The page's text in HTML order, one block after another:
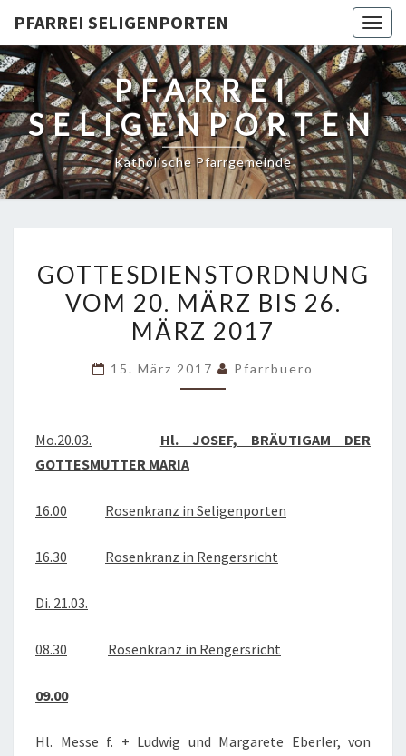
PFARREI SELIGENPORTEN
PFARREI
SELIGENPORTEN
Katholische Pfarrgemeinde
VOM
20.
MÄRZ
26.
GOTTESDIENSTORDNUNG
VOM 20. MÄRZ BIS 26.
MÄRZ 2017
15. März 2017 Pfarrbuero
Mo.20.03.
Hl. JOSEF, BRÄUTIGAM DER
GOTTESMUTTER MARIA
16.00 Rosenkranz in Seligenporten
16.30 Rosenkranz in Rengersricht
Di. 21.03.
08.30 Rosenkranz in Rengersricht
09.00
Hl. Messe f. + Ludwig und Margarete Eberler, von